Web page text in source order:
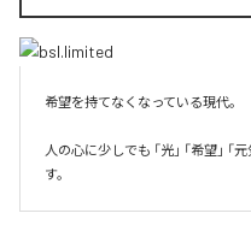
希望を持てなくなっている現代。
人の心に少しでも 「光」 「希望」
す。